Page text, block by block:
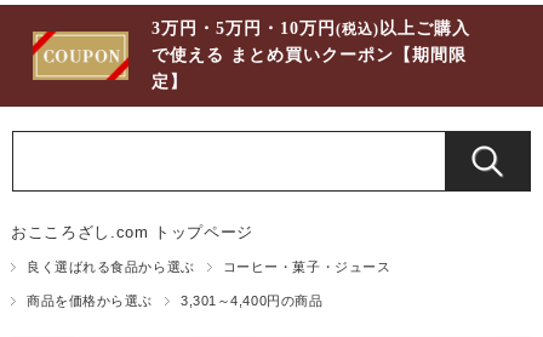
3万円・5万円・10万円(税込) 以上ご購入
で使える まとめ買いクーポン【期間限
定】
おこころざし.com トップページ
良く選ばれる食品から選ぶ コーヒー・菓子・ジュース
商品を価格から選ぶ 3,301～4,400円の商品